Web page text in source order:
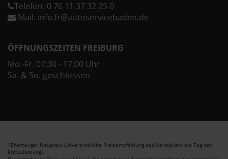
Telefon: 0 76 11 37 32 25 0
Mail: info.fr@autoservicebaden.de
ÖFFNUNGSZEITEN FREIBURG
Mo.-Fr. 07:30 - 17:00 Uhr
Sa. & So. geschlossen
1 Ehemaliger Neupreis (Unverbindliche Preisempfehlung des Herstellers am Tag der
Erstzulassung).